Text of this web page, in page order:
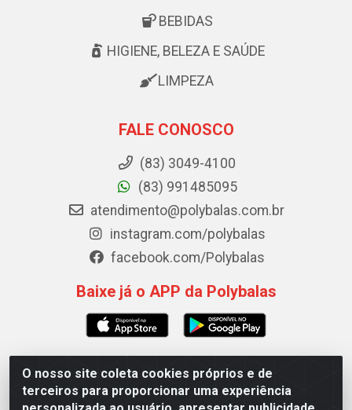
O nosso site coleta cookies próprios e de
terceiros para proporcionar uma experiência
BEBIDAS
HIGIENE, BELEZA E SAÚDE
LIMPEZA
FALE CONOSCO
(83) 3049-4100
(83) 991485095
atendimento@polybalas.com.br
instagram.com/polybalas
facebook.com/Polybalas
Baixe já o APP da Polybalas
Polybalas - Rua João Miguel de Souza, 173 Galpão B -
Ernesto Geisel, João Pessoa/PB - CEP 58.075-075 -